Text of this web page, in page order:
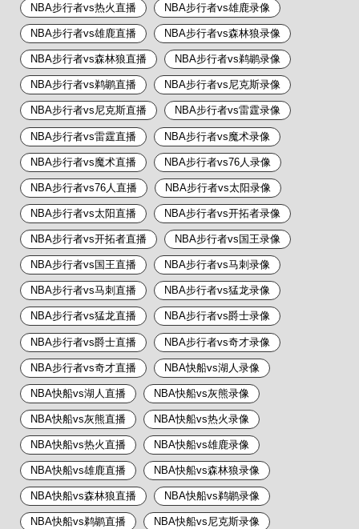
NBA步行者vs热火直播 NBA步行者vs雄鹿录像
NBA步行者vs雄鹿直播 NBA步行者vs森林狼录像
NBA步行者vs森林狼直播 NBA步行者vs鹈鹕录像
NBA步行者vs鹈鹕直播 NBA步行者vs尼克斯录像
NBA步行者vs尼克斯直播 NBA步行者vs雷霆录像
NBA步行者vs雷霆直播 NBA步行者vs魔术录像
NBA步行者vs魔术直播 NBA步行者vs76人录像
NBA步行者vs76人直播 NBA步行者vs太阳录像
NBA步行者vs太阳直播 NBA步行者vs开拓者录像
NBA步行者vs开拓者直播 NBA步行者vs国王录像
NBA步行者vs国王直播 NBA步行者vs马刺录像
NBA步行者vs马刺直播 NBA步行者vs猛龙录像
NBA步行者vs猛龙直播 NBA步行者vs爵士录像
NBA步行者vs爵士直播 NBA步行者vs奇才录像
NBA步行者vs奇才直播 NBA快船vs湖人录像
NBA快船vs湖人直播 NBA快船vs灰熊录像
NBA快船vs灰熊直播 NBA快船vs热火录像
NBA快船vs热火直播 NBA快船vs雄鹿录像
NBA快船vs雄鹿直播 NBA快船vs森林狼录像
NBA快船vs森林狼直播 NBA快船vs鹈鹕录像
NBA快船vs鹈鹕直播 NBA快船vs尼克斯录像